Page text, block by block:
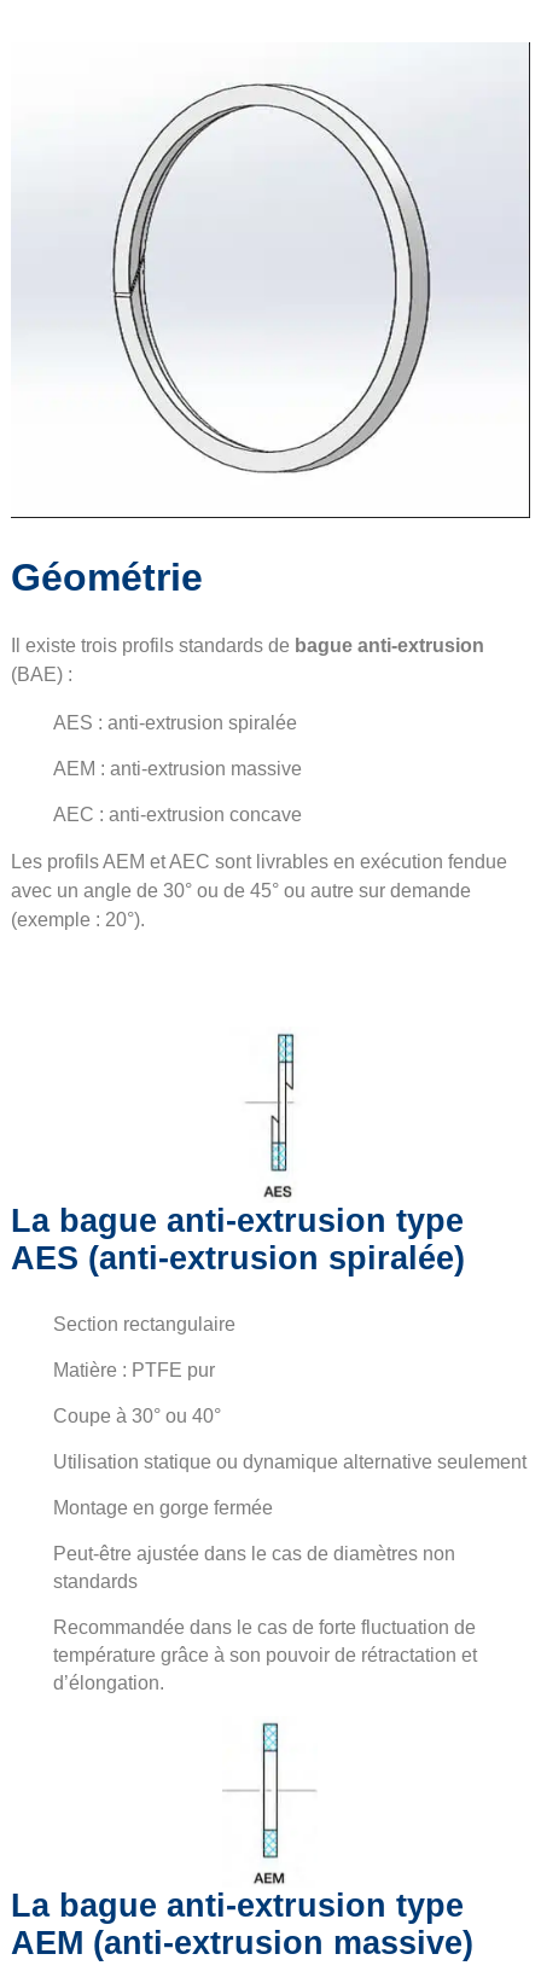
Géométrie
Il existe trois profils standards de bague anti-extrusion
(BAE) :
AES : anti-extrusion spiralée
AEM : anti-extrusion massive
AEC : anti-extrusion concave
Les profils AEM et AEC sont livrables en exécution fendue
avec un angle de 30° ou de 45° ou autre sur demande
(exemple : 20°).
La bague anti-extrusion type
AES (anti-extrusion spiralée)
Section rectangulaire
Matière : PTFE pur
Coupe à 30° ou 40°
Utilisation statique ou dynamique alternative seulement
Montage en gorge fermée
Peut-être ajustée dans le cas de diamètres non
standards
Recommandée dans le cas de forte fluctuation de
température grâce à son pouvoir de rétractation et
d’élongation.
La bague anti-extrusion type
AEM (anti-extrusion massive)